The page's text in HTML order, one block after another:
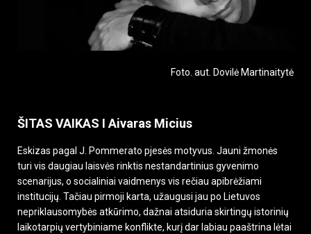
Foto. aut. Dovilė Martinaitytė
ŠITAS VAIKAS I Aivaras Micius
Eskizas pagal J. Pommerato pjesės motyvus. Jauni žmonės
turi vis daugiau laisvės rinktis nestandartinius gyvenimo
scenarijus, o socialiniai vaidmenys vis rečiau apibrėžiami
institucijų. Tačiau pirmoji karta, užaugusi jau po Lietuvos
nepriklausomybės atkūrimo, dažnai atsiduria skirtingų istorinių
laikotarpių vertybiniame konflikte, kurį dar labiau paaštrina lėtai